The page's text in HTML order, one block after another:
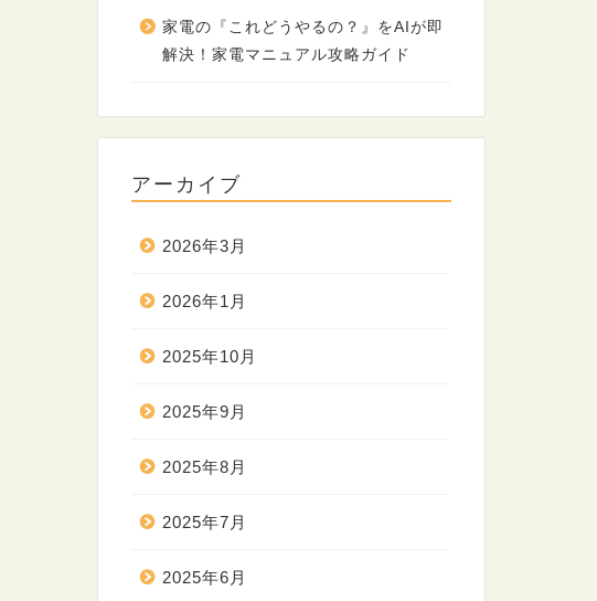
家電の『これどうやるの？』をAIが即
解決！家電マニュアル攻略ガイド
アーカイブ
2026年3月
2026年1月
2025年10月
2025年9月
2025年8月
2025年7月
2025年6月